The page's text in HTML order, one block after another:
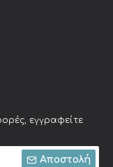
εγγραφείτε
Αποστολή